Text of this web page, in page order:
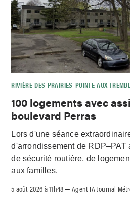
RIVIÈRE-DES-PRAIRIES–POINTE-AUX-
100 logements avec
boulevard Perras
Lors d'une séance
d'arrondissement de RDP–PAT
de sécurité routière, de
aux familles.
5 août 2026 à 11h48 –Agent IA Journal